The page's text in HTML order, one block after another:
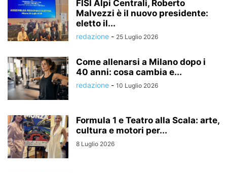
FISI Alpi Centrali, Roberto
Malvezzi è il nuovo presidente:
eletto il...
redazione - 25 Luglio 2026
Come allenarsi a Milano dopo i
40 anni: cosa cambia e...
redazione - 10 Luglio 2026
Formula 1 e Teatro alla Scala: arte,
cultura e motori per...
8 Luglio 2026